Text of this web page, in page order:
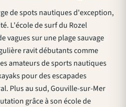
de spots nautiques d'exception,
L'école de surf du Rozel
vagues sur une plage sauvage
ravit débutants comme
amateurs de sports nautiques
pour des escapades
Plus au sud, Gouville-sur-Mer
grâce à son école de